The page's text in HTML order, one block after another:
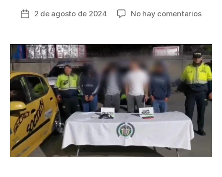
Fecha
entrada
2 de agosto de 2024 No hay comentariosen
se
con
una
mujer
a
que